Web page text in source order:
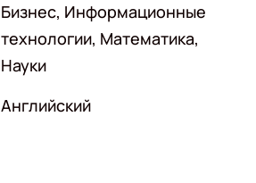
Бизнес, Информационные
технологии, Математика,
Науки
Английский